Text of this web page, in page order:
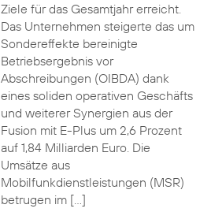
Ziele für das Gesamtjahr erreicht.
Das Unternehmen steigerte das um
Sondereffekte bereinigte
Betriebsergebnis vor
Abschreibungen (OIBDA) dank
eines soliden operativen Geschäfts
und weiterer Synergien aus der
Fusion mit E-Plus um 2,6 Prozent
auf 1,84 Milliarden Euro. Die
Umsätze aus
Mobilfunkdienstleistungen (MSR)
betrugen im […]